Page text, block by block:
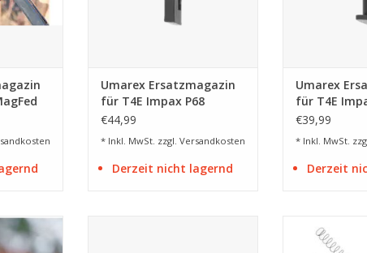
Umarex Ersatzmagazin
für T4E Impax P68
MagFed Marker - 9
€44,99
* Inkl. MwSt. zzgl. Versandkosten
Derzeit nicht lagernd
Umarex
für T4E
MagFed
€39,99
* Inkl. MwSt.
Derzeit